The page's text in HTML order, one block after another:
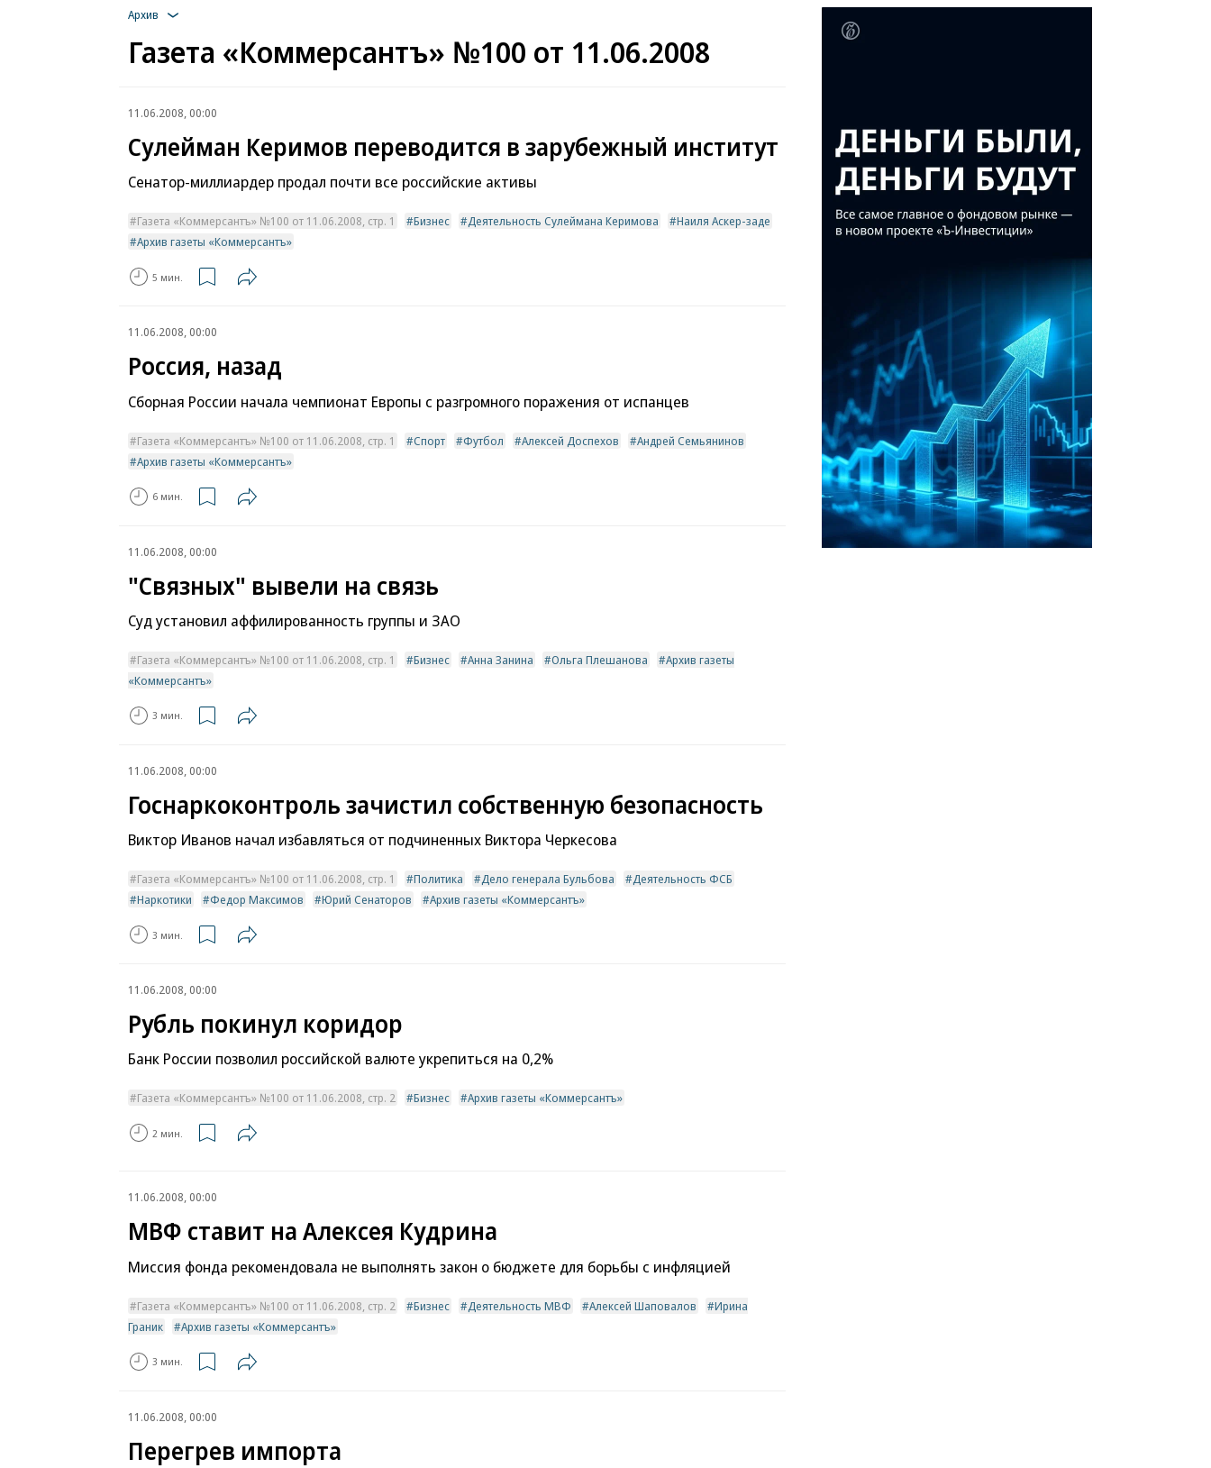
Архив
Газета «Коммерсантъ» №100 от 11.06.2008
11.06.2008, 00:00
Сулейман Керимов переводится в зарубежный институт
Сенатор-миллиардер продал почти все российские активы
Газета «Коммерсантъ» №100 от 11.06.2008, стр. 1 Бизнес Деятельность Сулеймана Керимова
Наиля Аскер-заде
Архив газеты «Коммерсантъ»
5 мин.
11.06.2008, 00:00
Россия, назад
Сборная России начала чемпионат Европы с разгромного поражения от испанцев
Газета «Коммерсантъ» №100 от 11.06.2008, стр. 1 Спорт Футбол Алексей Доспехов
Андрей Семьянинов
Архив газеты «Коммерсантъ»
6 мин.
11.06.2008, 00:00
"Связных" вывели на связь
Суд установил аффилированность группы и ЗАО
Газета «Коммерсантъ» №100 от 11.06.2008, стр. 1 Бизнес Анна Занина Ольга Плешанова
Архив газеты
«Коммерсантъ»
3 мин.
11.06.2008, 00:00
Госнаркоконтроль зачистил собственную безопасность
Виктор Иванов начал избавляться от подчиненных Виктора Черкесова
Газета «Коммерсантъ» №100 от 11.06.2008, стр. 1 Политика Дело генерала Бульбова
Деятельность ФСБ
Наркотики
Федор Максимов Юрий Сенаторов Архив газеты «Коммерсантъ»
3 мин.
11.06.2008, 00:00
Рубль покинул коридор
Банк России позволил российской валюте укрепиться на 0,2%
Газета «Коммерсантъ» №100 от 11.06.2008, стр. 2 Бизнес Архив газеты «Коммерсантъ»
2 мин.
11.06.2008, 00:00
МВФ ставит на Алексея Кудрина
Миссия фонда рекомендовала не выполнять закон о бюджете для борьбы с инфляцией
Газета «Коммерсантъ» №100 от 11.06.2008, стр. 2 Бизнес Деятельность МВФ Алексей Шаповалов
Ирина
Граник
Архив газеты «Коммерсантъ»
3 мин.
11.06.2008, 00:00
Перегрев импорта